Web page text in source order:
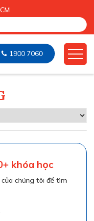
1900 7060
khóa học
chúng tôi để tìm